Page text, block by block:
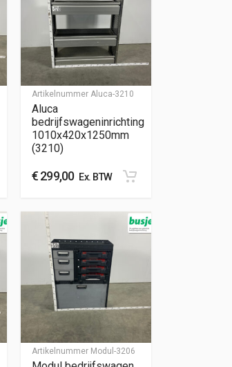
Artikelnummer Aluca-3210
Aluca
bedrijfswageninrichting
1010x420x1250mm
(3210)
€299,00Ex. BTW
Artikelnummer Modul-3206